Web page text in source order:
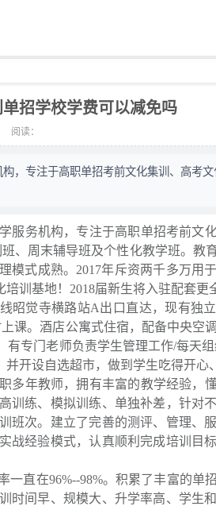
招学校学费可以减免吗
阅读：
，专注于高职单招考前文化集训、高考
务机构，专注于高职单招考前文
、周末辅导班及个性化教学班。教
式成熟。2017年斥资两千多万用
训基地！2018届新生将入驻配套更
觉寺横路站A出口直达，现有独
课。酒店公寓式住宿，配备中央空
有专门老师负责学生管理工作/每天
开设自选超市，做到学生吃得开心
年教师，拥有丰富的教学经验，
训练、模拟训练、单独补差，针对
班次。建立了完善的测评、管理、
战经验模式，认真顺利完成培训目
直在96%--98%。积累了丰富的单
间早、规模大、升学率高、学生和